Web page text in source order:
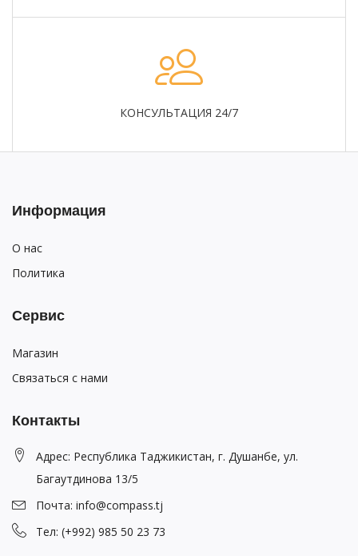
КОНСУЛЬТАЦИЯ 24/7
Информация
О нас
Политика
Сервис
Магазин
Связаться с нами
Контакты
Адрес: Республика Таджикистан, г. Душанбе, ул.
Багаутдинова 13/5
Почта: info@compass.tj
Тел: (+992) 985 50 23 73